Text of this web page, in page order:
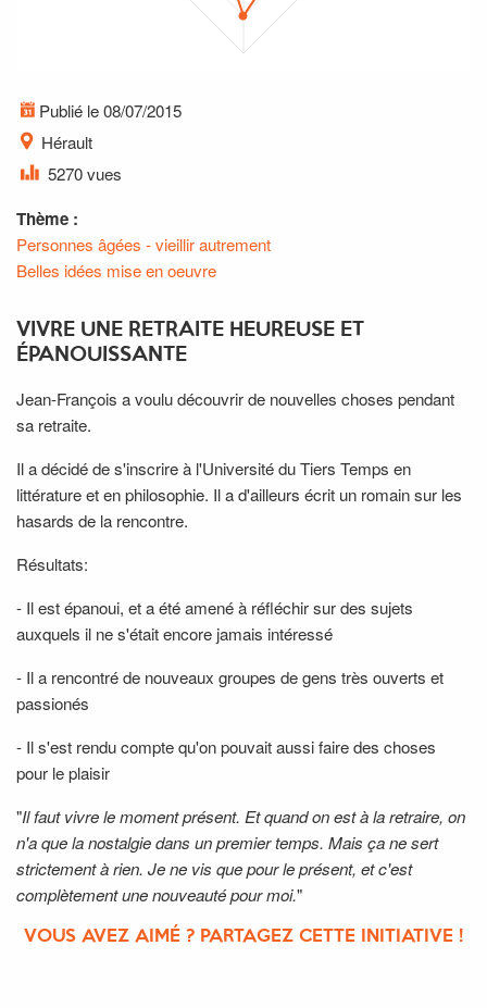
Publié le 08/07/2015
Hérault
5270 vues
Thème :
Personnes âgées - vieillir autrement
Belles idées mise en oeuvre
VIVRE UNE RETRAITE HEUREUSE ET
ÉPANOUISSANTE
Jean-François a voulu découvrir de nouvelles choses pendant
sa retraite.
Il a décidé de s'inscrire à l'Université du Tiers Temps en
littérature et en philosophie. Il a d'ailleurs écrit un romain sur les
hasards de la rencontre.
Résultats:
- Il est épanoui, et a été amené à réfléchir sur des sujets
auxquels il ne s'était encore jamais intéressé
- Il a rencontré de nouveaux groupes de gens très ouverts et
passionés
- Il s'est rendu compte qu'on pouvait aussi faire des choses
pour le plaisir
"Il faut vivre le moment présent. Et quand on est à la retraire, on
n'a que la nostalgie dans un premier temps. Mais ça ne sert
strictement à rien. Je ne vis que pour le présent, et c'est
complètement une nouveauté pour moi."
VOUS AVEZ AIMÉ ? PARTAGEZ CETTE INITIATIVE !